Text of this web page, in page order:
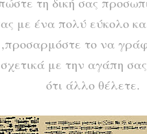
με ένα πολύ εύκολο
,προσαρμόστε το να
με την αγάπη
ότι άλλο θέλετε.